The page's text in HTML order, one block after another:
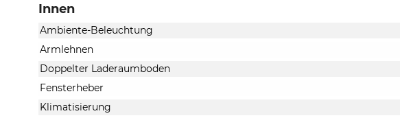
Innen
Ambiente-Beleuchtung
Armlehnen
Doppelter Laderaumboden
Fensterheber
Klimatisierung